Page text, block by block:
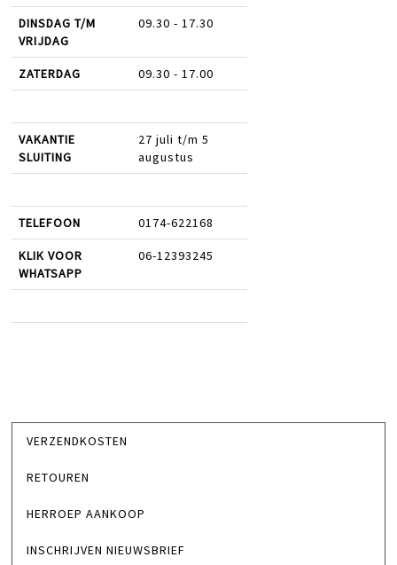
DINSDAG T/M
VRIJDAG
09.30 - 17.30
ZATERDAG 09.30 - 17.00
VAKANTIE
SLUITING
27 juli t/m 5
augustus
TELEFOON 0174-622168
KLIK VOOR
WHATSAPP
06-12393245
VERZENDKOSTEN
RETOUREN
HERROEP AANKOOP
INSCHRIJVEN NIEUWSBRIEF